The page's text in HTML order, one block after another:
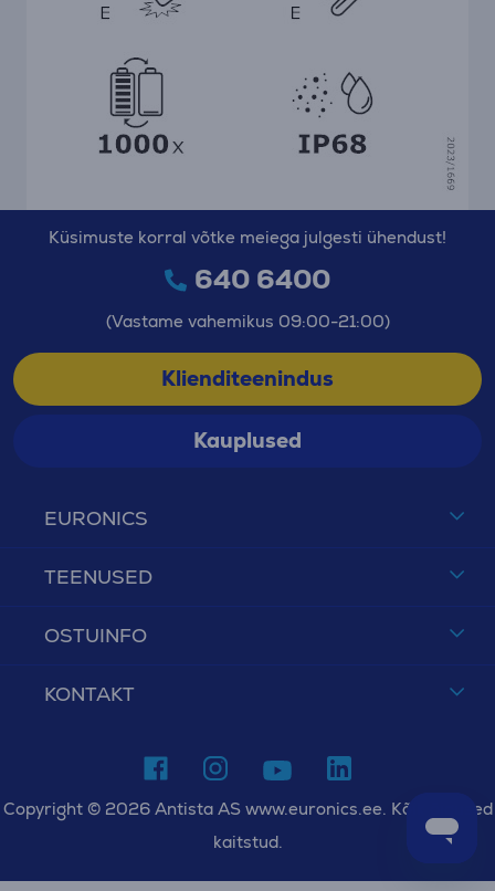
EURONICS
TEENUSED
OSTUINFO
KONTAKT
Küsimuste korral võtke meiega julgesti ühendust!
640 6400
(Vastame vahemikus 09:00-21:00)
Klienditeenindus
Kauplused
Copyright © 2026 Antista AS www.euronics.ee. Kõik õigused
kaitstud.